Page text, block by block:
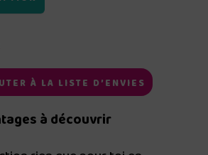
À LA LISTE D’ENVIES
à découvrir